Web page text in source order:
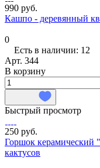
990 руб.
Кашпо - деревянный
0
Есть в наличии: 12
Арт. 344
В корзину
Быстрый просмотр
250 руб.
Горшок керамический
кактусов